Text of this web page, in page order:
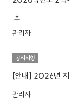
관리자
공지사항
관리자